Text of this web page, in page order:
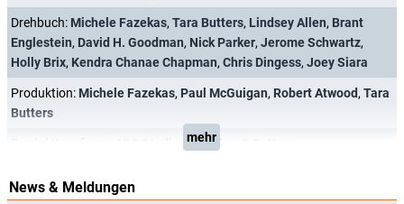
Drehbuch: Michele Fazekas, Tara Butters, Lindsey Allen, Brant
Englestein, David H. Goodman, Nick Parker, Jerome Schwartz,
Holly Brix, Kendra Chanae Chapman, Chris Dingess, Joey Siara
Produktion: Michele Fazekas, Paul McGuigan, Robert Atwood, Tara
Butters
,Fazekas & Butters
mehr
News & Meldungen